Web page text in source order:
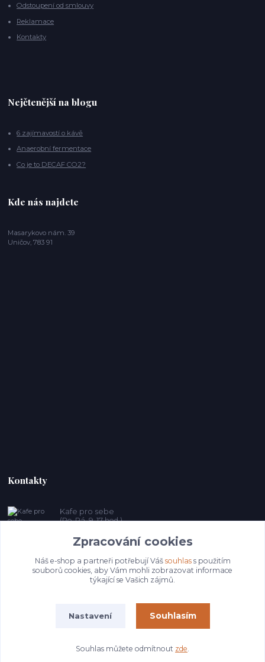
Odstoupení od smlouvy
Reklamace
Kontakty
Nejčtenější na blogu
6 zajímavostí o kávě
Anaerobní fermentace
Co je to DECAF CO2?
Kde nás najdete
Masarykovo nám. 39
Uničov, 783 91
Kontakty
Kafe pro sebe
(Po-Pá, 9-17 hod.)
prosebeunicov@seznam.cz
Vytvořeno na
Eshop-rychle.cz
Zpracování cookies
Náš e-shop a partneři potřebují Váš souhlass použitím
souborů cookies, aby Vám mohli zobrazovat informace
týkající se Vašich zájmů.
Nastavení Souhlasím
Souhlas můžete odmítnout zde